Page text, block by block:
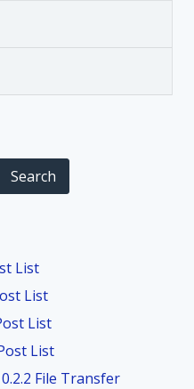
List
List
List
List
File Transfer